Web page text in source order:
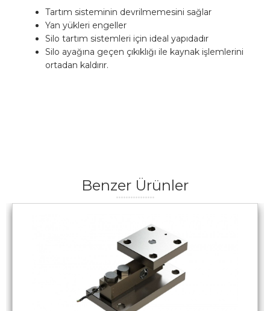
Tartım sisteminin devrilmemesini sağlar
Yan yükleri engeller
Silo tartım sistemleri için ideal yapıdadır
Silo ayağına geçen çıkıklığı ile kaynak işlemlerini
ortadan kaldırır.
Benzer Ürünler